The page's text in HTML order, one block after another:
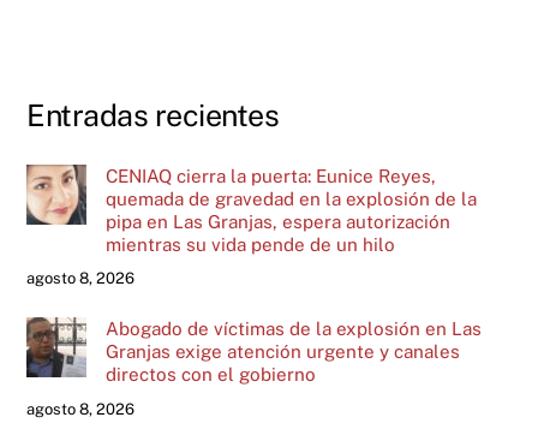
Entradas recientes
CENIAQ cierra la puerta: Eunice Reyes,
quemada de gravedad en la explosión de la
pipa en Las Granjas, espera autorización
mientras su vida pende de un hilo
agosto 8, 2026
Abogado de víctimas de la explosión en Las
Granjas exige atención urgente y canales
directos con el gobierno
agosto 8, 2026